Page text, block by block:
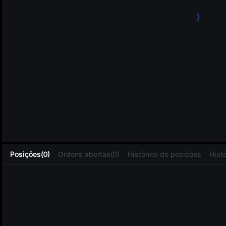
Posições(0) Ordens abertas(0) Histórico de posições